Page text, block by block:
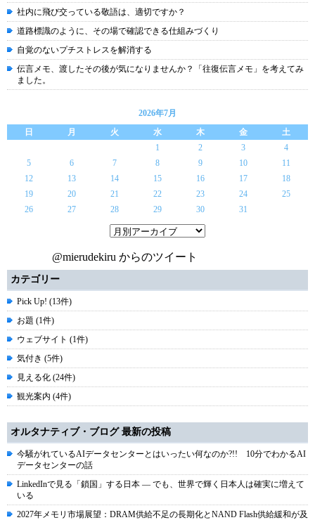
社内に飛び交っている敬語は、適切ですか？
道路標識のように、その場で確認できる仕組みづくり
自覚のないプチストレスを解消する
伝言メモ、渡したその後が気になりませんか？「往復伝言メモ」を考えてみ
ました。
2026年7月
日
月 火 水 木 金
土
1
2 3
4
5
6 7 8 9 10
11
12
13 14 15 16 17
18
19
20 21 22 23 24
25
26
27 28 29 30 31
@mierudekiru からのツイート
カテゴリー
Pick Up! (13件)
お題 (1件)
ウェブサイト (1件)
気付き (5件)
見える化 (24件)
観光案内 (4件)
オルタナティブ・ブログ 最新の投稿
今騒がれているAIデータセンターとはいったい何なのか?!! 10分でわかるAI
データセンターの話
LinkedInで見る「鎖国」する日本 ― でも、世界で輝く日本人は確実に増えて
いる
2027年メモリ市場展望：DRAM供給不足の長期化とNAND Flash供給緩和が及